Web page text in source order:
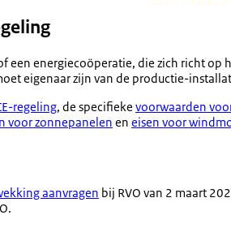
een energiecoöperatie, die zich richt
eigenaar zijn van de productie-
regeling, de specifieke voorwaarden
voor zonnepanelen en eisen voor
aanvragen bij RVO van 2 maart